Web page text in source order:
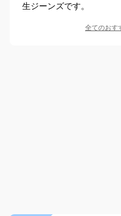
生ジーンズです。
全てのおす